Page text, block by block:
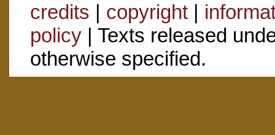
credits | copyright|
policy| Texts released
otherwise specified.